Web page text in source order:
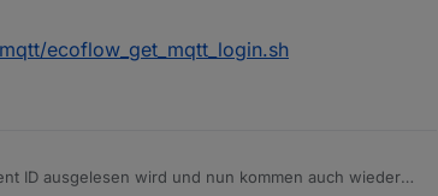
ecoflow_get_mqtt_login.sh
ID ausgelesen wird und nun kommen auch wieder